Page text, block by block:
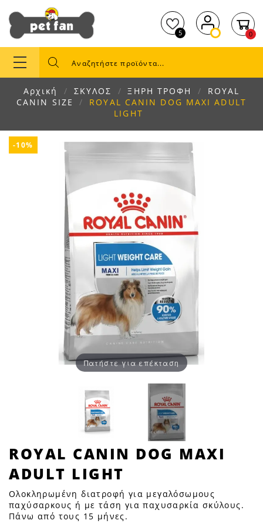
5 0
Αρχική ΣΚΥΛΟΣ ΞΗΡΗ ΤΡΟΦΗ
ROYAL
CANIN SIZE
ROYAL CANIN DOG MAXI ADULT
LIGHT
-10%
Πατήστε για επέκταση
ROYAL
CANIN
DOG
MAXI
ADULT
LIGHT
ROYAL CANIN DOG MAXI
ADULT LIGHT
Ολοκληρωμένη διατροφή για μεγαλόσωμους
παχύσαρκους ή με τάση για παχυσαρκία σκύλους.
Πάνω από τους 15 μήνες.